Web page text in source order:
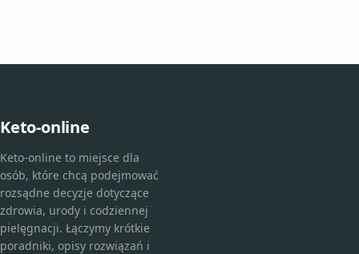
Keto-online
Keto-online to miejsce dla
osób, które chcą podejmować
rozsądne decyzje dotyczące
zdrowia, urody i codziennej
pielęgnacji. Łączymy krótkie
poradniki, opisy rozwiązań i